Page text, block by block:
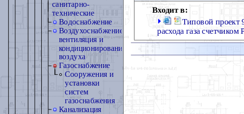
санитарно-
технические
Водоснабжение
Воздухоснабжение,
вентиляция и
кондиционирование
воздуха
Газоснабжение
Сооружения и
установки
систем
газоснабжения
Канализация
Входит в:
Типовой проект
расхода газа